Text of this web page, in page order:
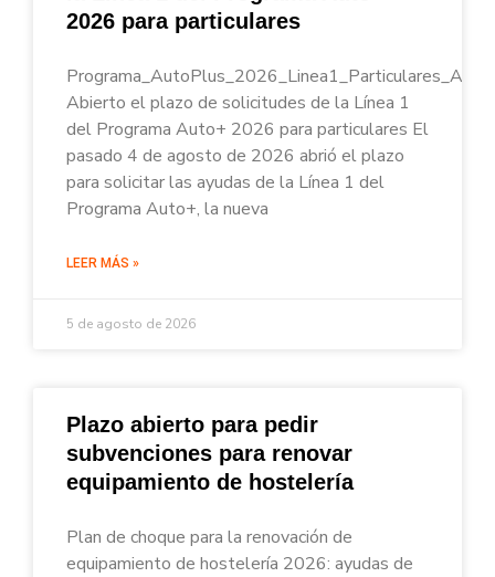
2026 para particulares
Abierto el plazo de solicitudes de la Línea 1
del Programa Auto+ 2026 para particulares El
pasado 4 de agosto de 2026 abrió el plazo
para solicitar las ayudas de la Línea 1 del
Programa Auto+, la nueva
LEER MÁS »
5 de agosto de 2026
Plazo abierto para pedir
subvenciones para renovar
equipamiento de hostelería
Plan de choque para la renovación de
equipamiento de hostelería 2026: ayudas de